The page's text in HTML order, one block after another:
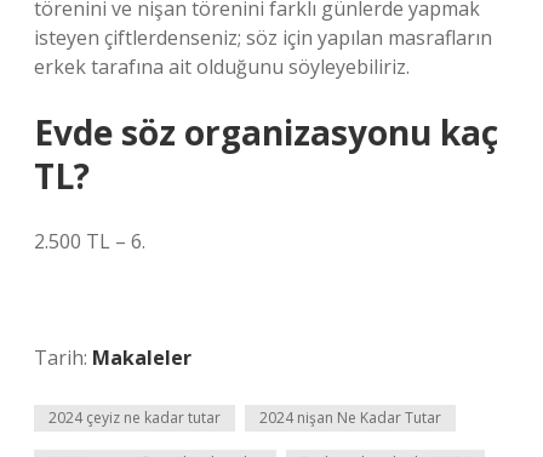
törenini ve nişan törenini farklı günlerde yapmak
isteyen çiftlerdenseniz; söz için yapılan masrafların
erkek tarafına ait olduğunu söyleyebiliriz.
Evde söz organizasyonu kaç
TL?
2.500 TL – 6.
Tarih: Makaleler
2024 çeyiz ne kadar tutar 2024 nişan Ne Kadar Tutar